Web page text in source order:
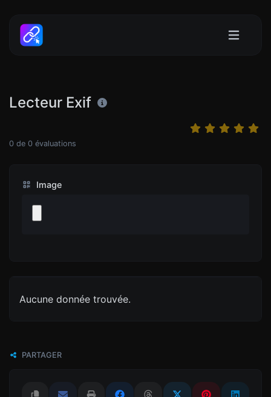
Lecteur Exif
0 de 0 évaluations
Image
Aucune donnée trouvée.
PARTAGER